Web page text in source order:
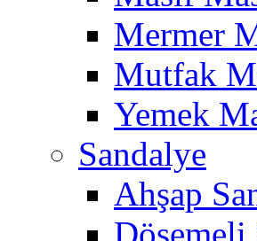
Mermer
Mutfak
Yemek
Sandalye
Ahşap
Döşemeli